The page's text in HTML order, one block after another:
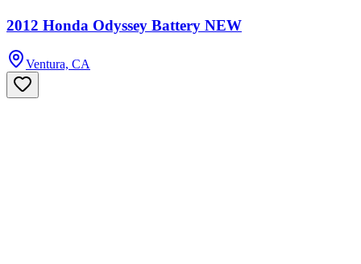
2012 Honda Odyssey Battery NEW
Ventura, CA